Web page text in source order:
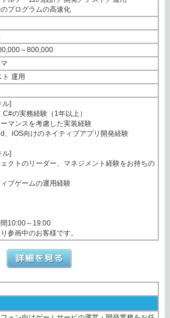
のプログラムの高速化
～800,000
ト 運用
ル]
C#の実務経験（1年以上）
ーマンスを考慮した実装経験
、iOS向けのネイティブアプリ開発経験
ル]
ェクトのリーダー、マネジメント経験をお持ちの
ィブゲームの運用経験
間10:00～19:00
参画中のお客様です。